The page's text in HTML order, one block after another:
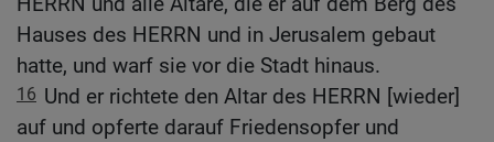
Hauses des HERRN und in Jerusalem gebaut
hatte, und warf sie vor die Stadt hinaus.
16 Und er richtete den Altar des HERRN [wieder]
auf und opferte darauf Friedensopfer und